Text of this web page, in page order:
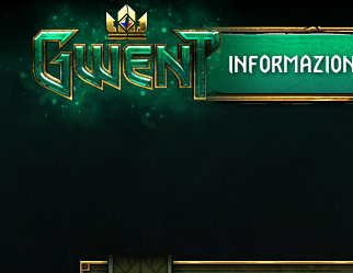
Assistenza